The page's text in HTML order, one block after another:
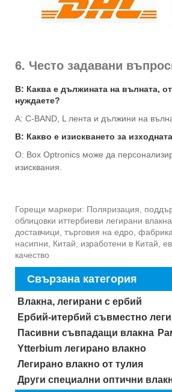
6. Често задавани
В: Каква е дължината на вълната,
нуждаете?
A: C-BAND, L лента и дължини на
В: Какво е изискването за
О: Box Optronics може да
изисквания.
Горещи маркери: Поляризация,
облицовки иттербиеви легирани
доставчици, търговия на едро,
насипни, Китай, изработени в Китай,
качество
Свързана категория
Влакна, легирани с ербий
Ербий-итербий съвместно
Пасивни съвпадащи влакна
Ytterbium легирано влакно
Легирано влакно от тулия
Други специални оптични